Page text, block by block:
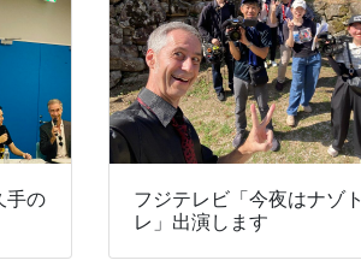
手の
フジテレビ「今夜はナゾト
レ」出演します